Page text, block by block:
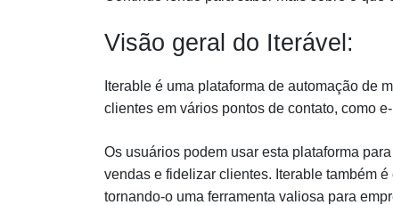
Visão geral do Iterável:
Iterable é uma plataforma de automação de
clientes em vários pontos de contato, como
Os usuários podem usar esta plataforma
vendas e fidelizar clientes. Iterable também
tornando-o uma ferramenta valiosa para